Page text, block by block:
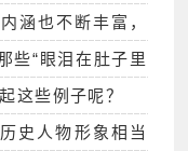
涵也不断丰富，
些“眼泪在肚子里
这些例子呢？
史人物形象相当